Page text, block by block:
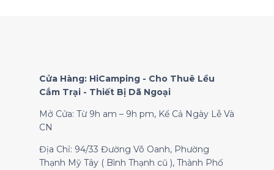
Cửa Hàng: HiCamping - Cho Thuê Lều
Cắm Trại - Thiết Bị Dã Ngoại
Mở Cửa: Từ 9h am – 9h pm, Kể Cả Ngày Lễ Và
CN
Địa Chỉ: 94/33 Đường Võ Oanh, Phường
Thạnh Mỹ Tây ( Bình Thạnh cũ ), Thành Phố